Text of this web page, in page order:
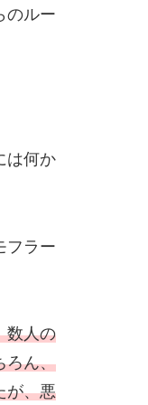
のルー
は何か
フラー
数人の
ろん、
が、悪